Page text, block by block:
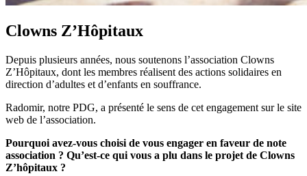
Clowns Z’Hôpitaux
Depuis plusieurs années, nous soutenons l’association Clowns
Z’Hôpitaux, dont les membres réalisent des actions solidaires en
direction d’adultes et d’enfants en souffrance.
Radomir, notre PDG, a présenté le sens de cet engagement sur le site
web de l’association.
Pourquoi avez-vous choisi de vous engager en faveur de note
association ? Qu’est-ce qui vous a plu dans le projet de Clowns
Z’hôpitaux ?